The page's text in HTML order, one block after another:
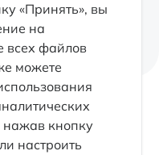
«Принять», вы
на
всех файлов
можете
нажав кнопку
настроить